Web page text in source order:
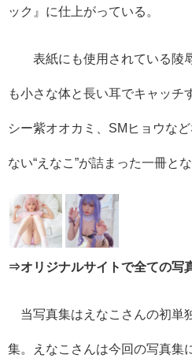
ック』に仕上がっている。
表紙にも使用されている陵
も小さな体と長い耳でキャッチ
シー紫オオカミ、SMヒョウな
ない“えなこ”が詰まった一冊と
⇒オリジナルサイトで全ての写
当写真集はえなこさんの初単
集。えなこさんは今回の写真集